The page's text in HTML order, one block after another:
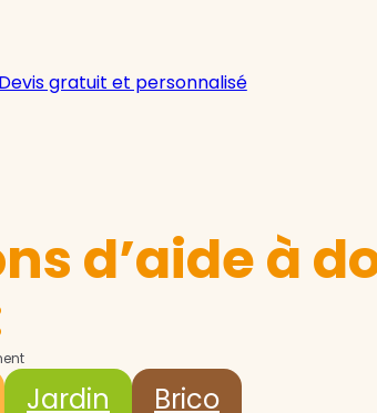
Devis gratuit et personnalisé
d’aide à
Jardin Brico